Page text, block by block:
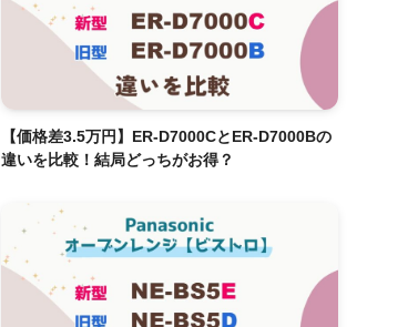
【価格差3.5万円】ER-D7000CとER-D7000Bの
違いを比較！結局どっちがお得？